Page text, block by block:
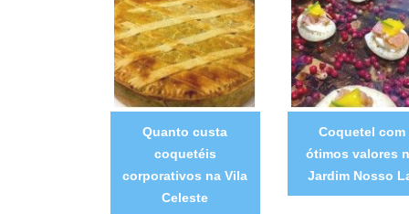
Quanto custa
coquetéis
corporativos na Vila
Celeste
Coquetel com
ótimos valores
Jardim Nosso